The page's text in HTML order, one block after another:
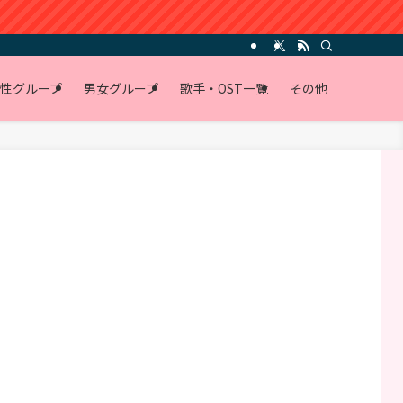
グループ 男女グループ 歌手・OST一覧 その他